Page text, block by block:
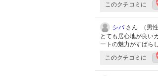
このクチコミに
シバさん （男性
とても居心地が良い
ートの魅力がすばら
このクチコミに